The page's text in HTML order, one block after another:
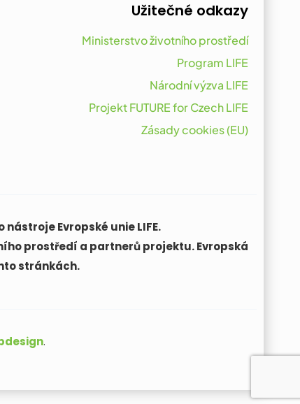
Užitečné odkazy
Ministerstvo životního prostředí
Program LIFE
Národní výzva LIFE
Projekt FUTURE for Czech LIFE
Zásady cookies (EU)
nástroje Evropské unie LIFE.
prostředí a partnerů projektu. Evropská
stránkách.
.